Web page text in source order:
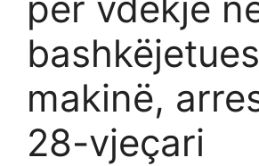
makinë,
28-vjeçari